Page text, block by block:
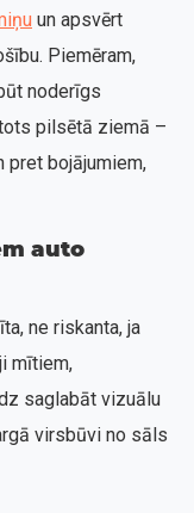
un apsvērt
Piemēram,
noderīgs
pilsētā ziemā –
pret bojājumiem,
auto
ne riskanta, ja
mītiem,
saglabāt vizuālu
virsbūvi no sāls